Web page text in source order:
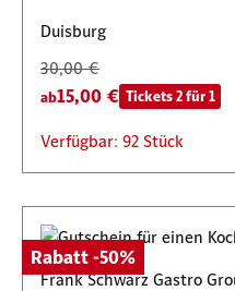
Duisburg
30,00 €
ab15,00 € Tickets 2 für 1
Verfügbar: 92 Stück
Rabatt -50%
Frank Schwarz Gastro